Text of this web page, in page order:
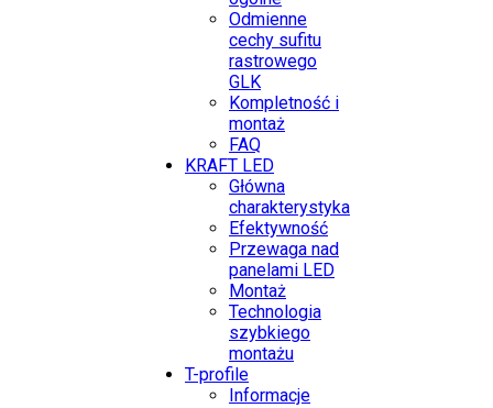
Odmienne
cechy sufitu
rastrowego
GLK
Kompletność i
montaż
FAQ
KRAFT LED
Główna
charakterystyka
Efektywność
Przewaga nad
panelami LED
Montaż
Technologia
szybkiego
montażu
T-profile
Informacje